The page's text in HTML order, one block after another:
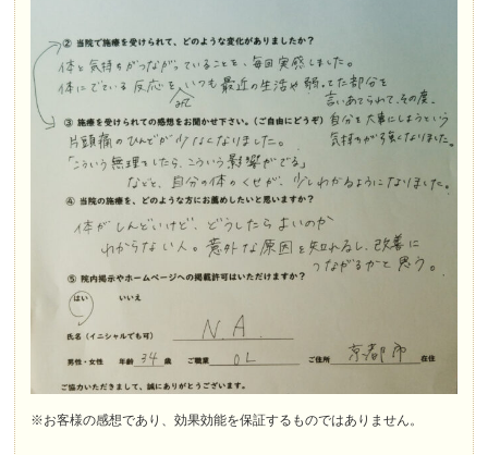
※お客様の感想であり、効果効能を保証するものではありません。